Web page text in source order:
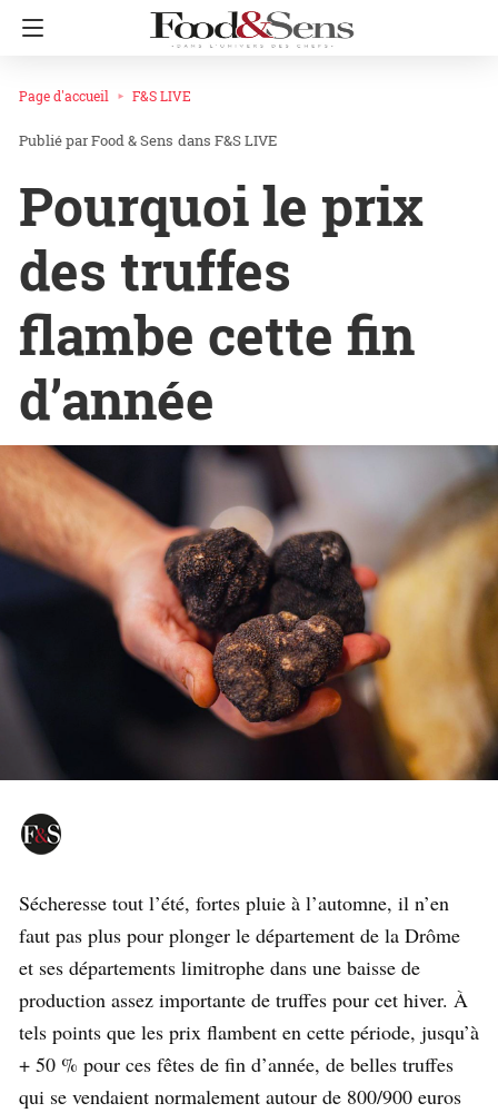
Page d'accueil F&S LIVE
Food & Sens dans F&S LIVE
Pourquoi le prix
des truffes
flambe cette fin
d’année
Sécheresse tout l’été, fortes pluie à l’automne, il n’en
faut pas plus pour plonger le département de la Drôme
et ses départements limitrophe dans une baisse de
production assez importante de truffes pour cet hiver. À
tels points que les prix flambent en cette période, jusqu’à
+ 50 % pour ces fêtes de fin d’année, de belles truffes
qui se vendaient normalement autour de 800/900 euros